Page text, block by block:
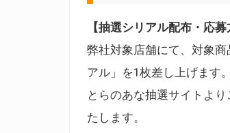
【抽選シリアル配布・応募
弊社対象店舗にて、対象
アル」を1枚差し上げます。
とらのあな抽選サイトよ
たします。